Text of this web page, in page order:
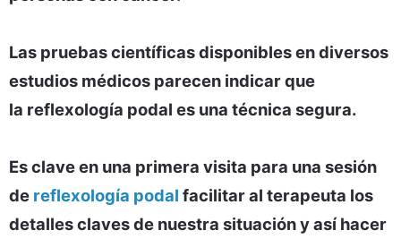
Las pruebas científicas disponibles en diversos
estudios médicos parecen indicar que
la reflexología podal es una técnica segura.
Es clave en una primera visita para una sesión
de reflexología podal facilitar al terapeuta los
detalles claves de nuestra situación y así hacer